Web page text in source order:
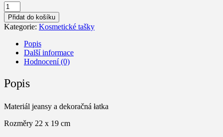
Upcy
taštička
-
Růžové
množství
Přidat do košíku
Kategorie: Kosmetické tašky
Popis
Další informace
Hodnocení (0)
Popis
Materiál jeansy a dekoračná łatka
Rozměry 22 x 19 cm